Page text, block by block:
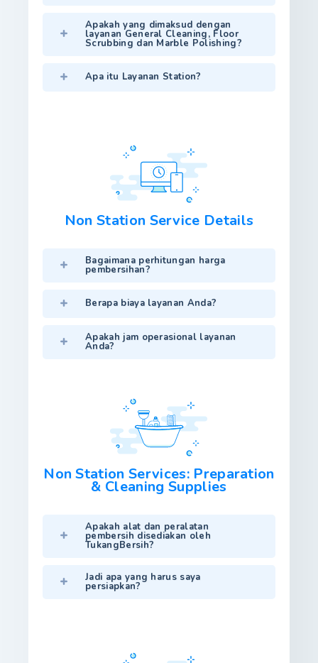
Apakah yang dimaksud dengan
layanan General Cleaning, Floor
Scrubbing dan Marble Polishing?
Apa itu Layanan Station?
Non Station Service Details
Bagaimana perhitungan harga
pembersihan?
Berapa biaya layanan Anda?
Apakah jam operasional layanan
Anda?
Non Station Services: Preparation
& Cleaning Supplies
Apakah alat dan peralatan
pembersih disediakan oleh
TukangBersih?
Jadi apa yang harus saya
persiapkan?